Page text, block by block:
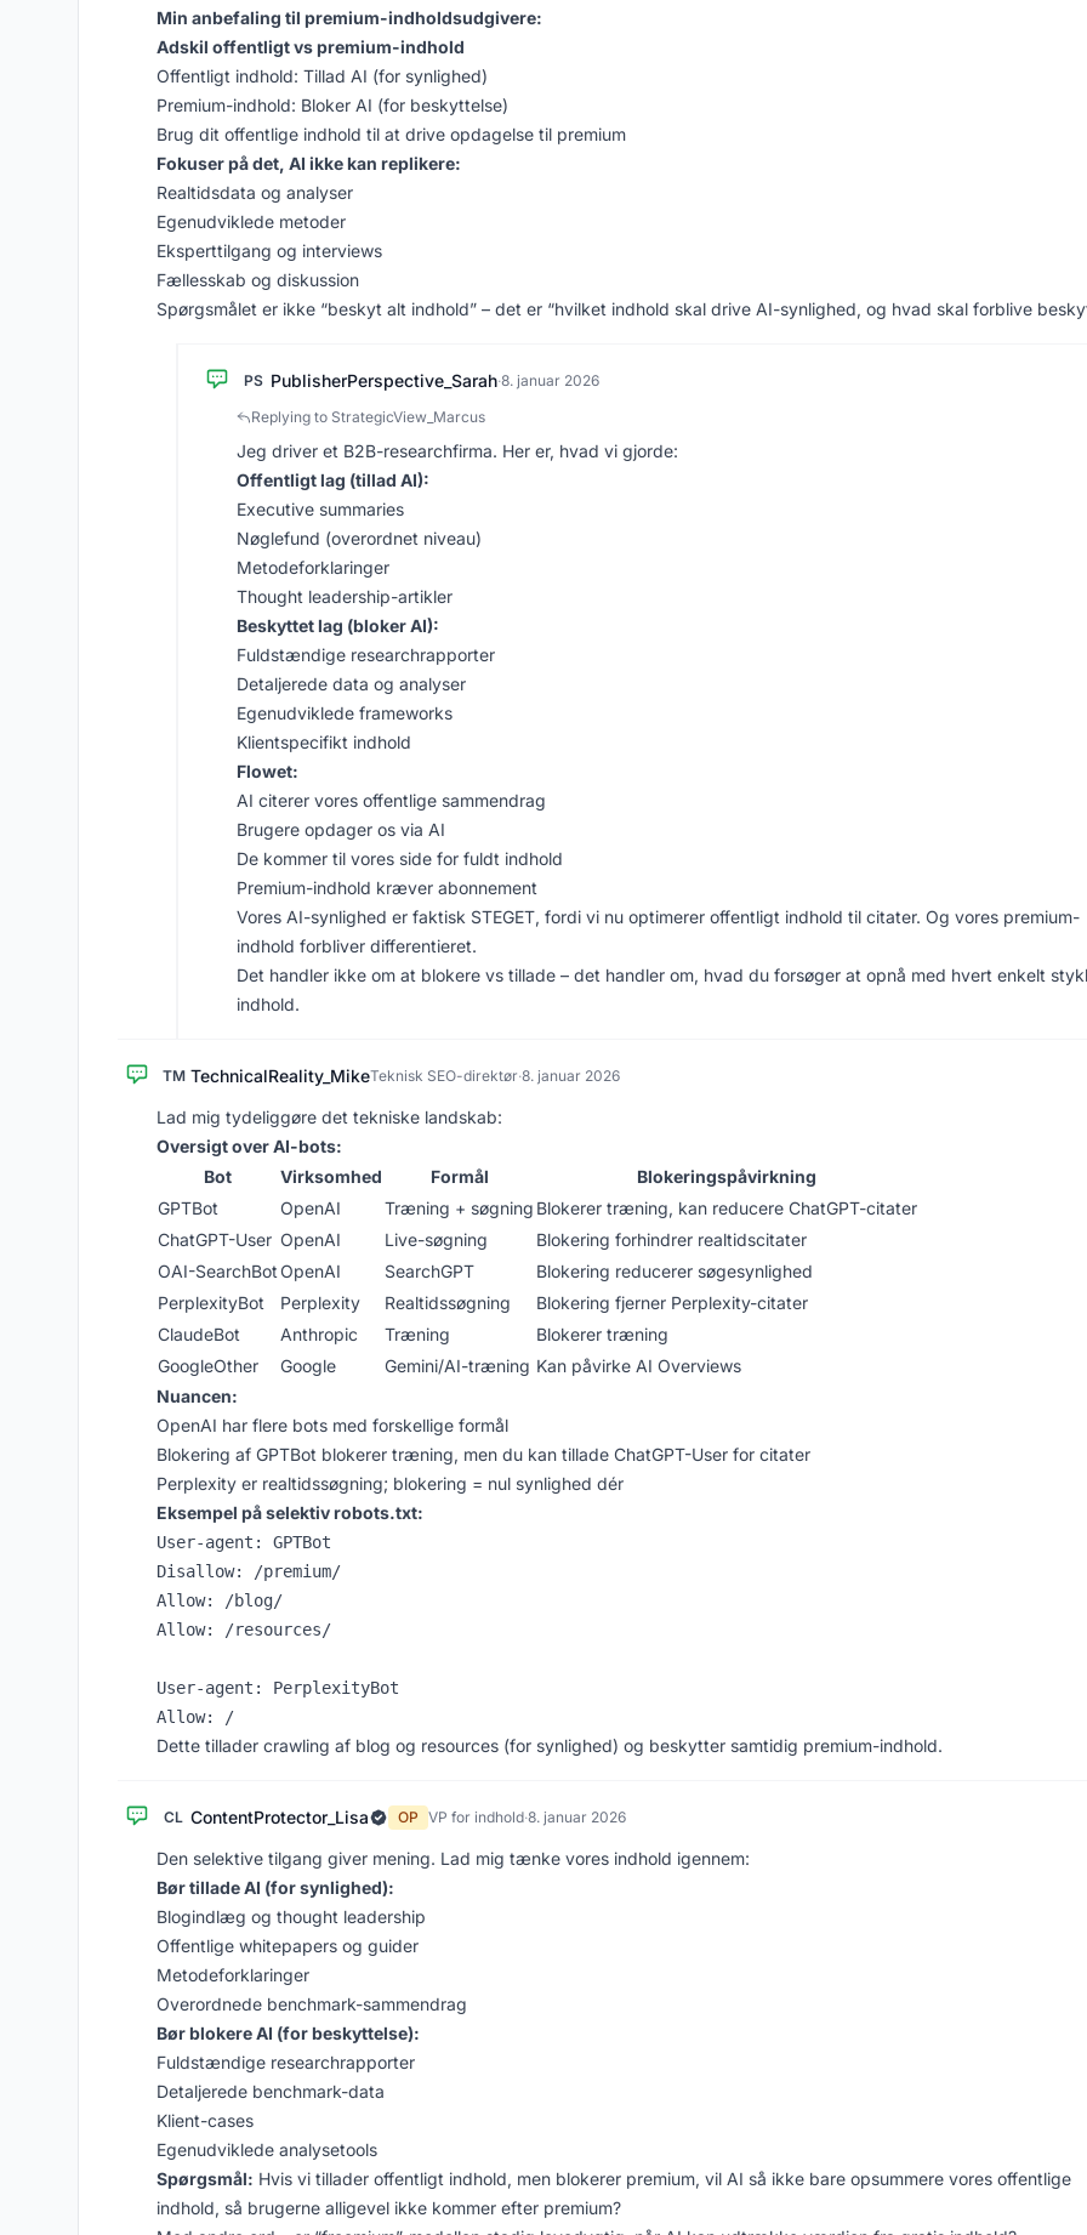
Min anbefaling til premium-indholdsudgivere:
Adskil offentligt vs premium-indhold
Offentligt indhold: Tillad AI (for synlighed)
Premium-indhold: Bloker AI (for beskyttelse)
Brug dit offentlige indhold til at drive opdagelse til premium
Fokuser på det, AI ikke kan replikere:
Realtidsdata og analyser
Egenudviklede metoder
Eksperttilgang og interviews
Fællesskab og diskussion
Spørgsmålet er ikke “beskyt alt indhold” – det er “hvilket indhold skal drive AI-synlighed, og hvad skal forblive
PS PublisherPerspective_Sarah·8. januar 2026
Replying to StrategicView_Marcus
Jeg driver et B2B-researchfirma. Her er, hvad vi gjorde:
Offentligt lag (tillad AI):
Executive summaries
Nøglefund (overordnet niveau)
Metodeforklaringer
Thought leadership-artikler
Beskyttet lag (bloker AI):
Fuldstændige researchrapporter
Detaljerede data og analyser
Egenudviklede frameworks
Klientspecifikt indhold
Flowet:
AI citerer vores offentlige sammendrag
Brugere opdager os via AI
De kommer til vores side for fuldt indhold
Premium-indhold kræver abonnement
Vores AI-synlighed er faktisk STEGET, fordi vi nu optimerer offentligt indhold til citater. Og vores premium-
indhold forbliver differentieret.
Det handler ikke om at blokere vs tillade – det handler om, hvad du forsøger at opnå med hvert enkelt
indhold.
TM TechnicalReality_MikeTeknisk SEO-direktør·8. januar 2026
Lad mig tydeliggøre det tekniske landskab:
Oversigt over AI-bots:
Bot
Virksomhed Formål
Blokeringspåvirkning
GPTBot
OpenAI Træning + søgning Blokerer træning, kan reducere ChatGPT-citater
ChatGPT-User OpenAI Live-søgning
Blokering forhindrer realtidscitater
OAI-SearchBotOpenAI SearchGPT
Blokering reducerer søgesynlighed
PerplexityBot
Perplexity Realtidssøgning
Blokering fjerner Perplexity-citater
ClaudeBot
Anthropic Træning
Blokerer træning
GoogleOther
Google Gemini/AI-træning Kan påvirke AI Overviews
Nuancen:
OpenAI har flere bots med forskellige formål
Blokering af GPTBot blokerer træning, men du kan tillade ChatGPT-User for citater
Perplexity er realtidssøgning; blokering = nul synlighed dér
Eksempel på selektiv robots.txt:
User-agent: GPTBot
Disallow: /premium/
Allow: /blog/
Allow: /resources/
User-agent: PerplexityBot
Dette tillader crawling af blog og resources (for synlighed) og beskytter samtidig premium-indhold.
CL ContentProtector_Lisa OP VP for indhold·8. januar 2026
Den selektive tilgang giver mening. Lad mig tænke vores indhold igennem:
Bør tillade AI (for synlighed):
Blogindlæg og thought leadership
Offentlige whitepapers og guider
Metodeforklaringer
Overordnede benchmark-sammendrag
Bør blokere AI (for beskyttelse):
Fuldstændige researchrapporter
Detaljerede benchmark-data
Klient-cases
Egenudviklede analysetools
Spørgsmål: Hvis vi tillader offentligt indhold, men blokerer premium, vil AI så ikke bare opsummere vores offentlige
indhold, så brugerne alligevel ikke kommer efter premium?